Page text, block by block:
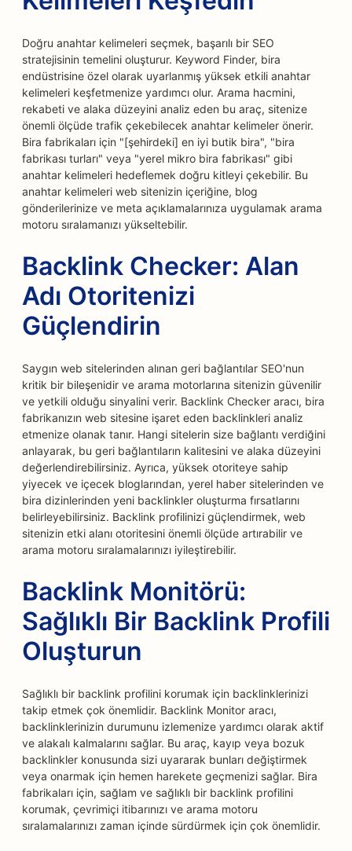
Doğru anahtar kelimeleri seçmek, başarılı bir SEO
stratejisinin temelini oluşturur. Keyword Finder, bira
endüstrisine özel olarak uyarlanmış yüksek etkili anahtar
kelimeleri keşfetmenize yardımcı olur. Arama hacmini,
rekabeti ve alaka düzeyini analiz eden bu araç, sitenize
önemli ölçüde trafik çekebilecek anahtar kelimeler önerir.
Bira fabrikaları için "[şehirdeki] en iyi butik bira", "bira
fabrikası turları" veya "yerel mikro bira fabrikası" gibi
anahtar kelimeleri hedeflemek doğru kitleyi çekebilir. Bu
anahtar kelimeleri web sitenizin içeriğine, blog
gönderilerinize ve meta açıklamalarınıza uygulamak arama
motoru sıralamanızı yükseltebilir.
Backlink Checker: Alan
Adı Otoritenizi
Güçlendirin
Saygın web sitelerinden alınan geri bağlantılar SEO'nun
kritik bir bileşenidir ve arama motorlarına sitenizin güvenilir
ve yetkili olduğu sinyalini verir. Backlink Checker aracı, bira
fabrikanızın web sitesine işaret eden backlinkleri analiz
etmenize olanak tanır. Hangi sitelerin size bağlantı verdiğini
anlayarak, bu geri bağlantıların kalitesini ve alaka düzeyini
değerlendirebilirsiniz. Ayrıca, yüksek otoriteye sahip
yiyecek ve içecek bloglarından, yerel haber sitelerinden ve
bira dizinlerinden yeni backlinkler oluşturma fırsatlarını
belirleyebilirsiniz. Backlink profilinizi güçlendirmek, web
sitenizin etki alanı otoritesini önemli ölçüde artırabilir ve
arama motoru sıralamalarınızı iyileştirebilir.
Backlink Monitörü:
Sağlıklı Bir Backlink Profili
Oluşturun
Sağlıklı bir backlink profilini korumak için backlinklerinizi
takip etmek çok önemlidir. Backlink Monitor aracı,
backlinklerinizin durumunu izlemenize yardımcı olarak aktif
ve alakalı kalmalarını sağlar. Bu araç, kayıp veya bozuk
backlinkler konusunda sizi uyararak bunları değiştirmek
veya onarmak için hemen harekete geçmenizi sağlar. Bira
fabrikaları için, sağlam ve sağlıklı bir backlink profilini
korumak, çevrimiçi itibarınızı ve arama motoru
sıralamalarınızı zaman içinde sürdürmek için çok önemlidir.